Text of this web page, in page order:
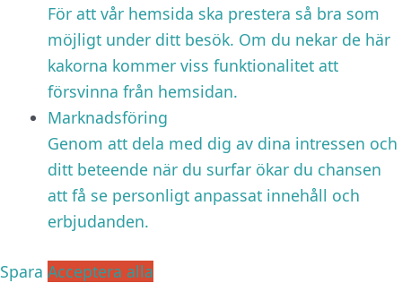
För att vår hemsida ska prestera så bra som
möjligt under ditt besök. Om du nekar de här
kakorna kommer viss funktionalitet att
försvinna från hemsidan.
Marknadsföring
Genom att dela med dig av dina intressen och
ditt beteende när du surfar ökar du chansen
att få se personligt anpassat innehåll och
erbjudanden.
Spara Acceptera alla